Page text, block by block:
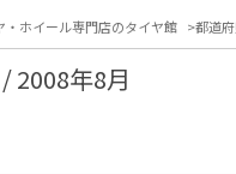
・ホイール専門店のタイヤ館 都道
2008年8月